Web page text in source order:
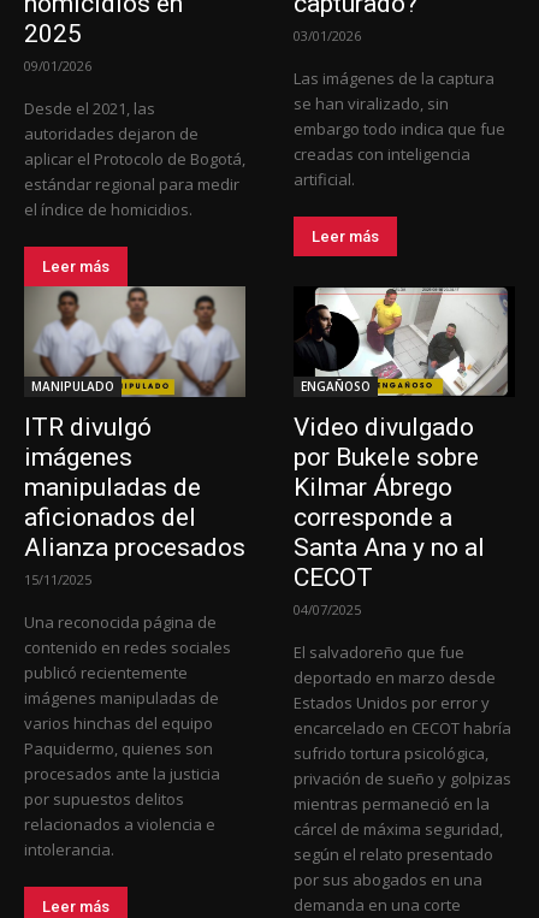
2025
09/01/2026
Desde el 2021, las
autoridades dejaron de
aplicar el Protocolo de Bogotá,
estándar regional para medir
el índice de homicidios.
Leer más
03/01/2026
Las imágenes de la captura
se han viralizado, sin
embargo todo indica que fue
creadas con inteligencia
artificial.
Leer más
MANIPULADO
ITR divulgó
imágenes
manipuladas de
aficionados del
Alianza procesados
15/11/2025
Una reconocida página de
contenido en redes sociales
publicó recientemente
imágenes manipuladas de
varios hinchas del equipo
Paquidermo, quienes son
procesados ante la justicia
por supuestos delitos
relacionados a violencia e
intolerancia.
Leer más
ENGAÑOSO
Video divulgado
por Bukele sobre
Kilmar Ábrego
corresponde a
Santa Ana y no al
CECOT
04/07/2025
El salvadoreño que fue
deportado en marzo desde
Estados Unidos por error y
encarcelado en CECOT habría
sufrido tortura psicológica,
privación de sueño y golpizas
mientras permaneció en la
cárcel de máxima seguridad,
según el relato presentado
por sus abogados en una
demanda en una corte